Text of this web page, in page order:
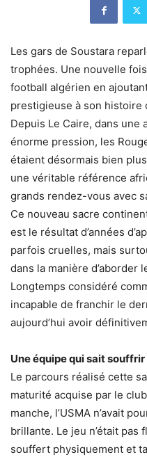
Les gars de Soustara
trophées. Une nouvelle
football algérien en
prestigieuse à son histoire
Depuis Le Caire, dans une
énorme pression, les
étaient désormais bien
une véritable référence
grands rendez-vous avec
Ce nouveau sacre
est le résultat d’années
parfois cruelles, mais
dans la manière d’aborder
Longtemps considéré
incapable de franchir le
aujourd’hui avoir
Une équipe qui sait
Le parcours réalisé cette
maturité acquise par le
manche, l’USMA n’avait
brillante. Le jeu n’était pas
souffert physiquement et